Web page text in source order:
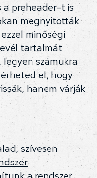
a preheader-t is
megnyitották
minőségi
tartalmát
legyen számukra
el, hogy
hanem várják
szívesen